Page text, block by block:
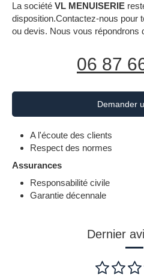
La société VL MENUISERIE
disposition.Contactez-nous pour
ou devis. Nous vous répondrons
06 87
Demander
A l'écoute des clients
Respect des normes
Assurances
Responsabilité civile
Garantie décennale
Dernier